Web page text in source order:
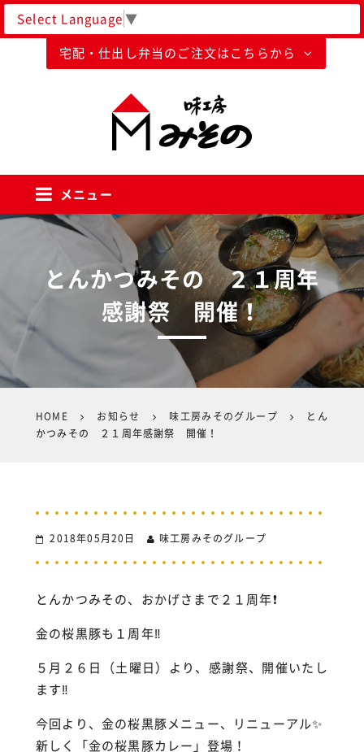
Select Language▼
宅配・仕出し弁当のご注文はこちらから
メニュー
とんかつみその ２１周年
感謝祭 開催！
HOME お知らせ 味工房みそのグループ
とん
かつみその ２１周年感謝祭 開催！
2018年05月20日 味工房みそのグループ
とんかつみその、おかげさまで２１周年❗️
金の桜黒豚も１周年‼️
５月２６日（土曜日）より、感謝祭、開催いたし
ます‼︎
今回より、金の桜黒豚メニュー、リニューアル✨
新しく「金の桜黒豚カレー」登場！